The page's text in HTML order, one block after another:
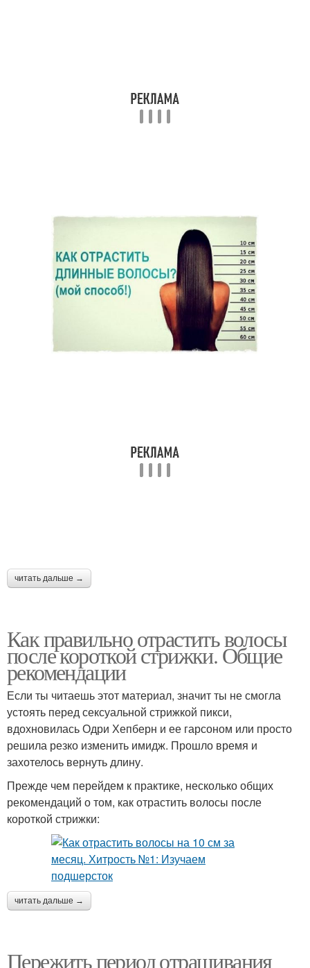
читать дальше →
Как правильно отрастить волосы
после короткой стрижки. Общие
рекомендации
Если ты читаешь этот материал, значит ты не смогла
устоять перед сексуальной стрижкой пикси,
вдохновилась Одри Хепберн и ее гарсоном или просто
решила резко изменить имидж. Прошло время и
захотелось вернуть длину.
Прежде чем перейдем к практике, несколько общих
рекомендаций о том, как отрастить волосы после
короткой стрижки:
читать дальше →
Пережить период отращивания